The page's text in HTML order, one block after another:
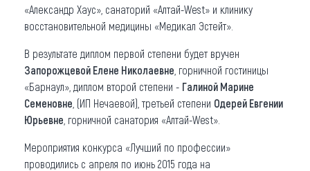
«Александр Хаус», санаторий «Алтай-West» и клинику
восстановительной медицины «Медикал Эстейт».
В результате диплом первой степени будет вручен
Запорожцевой Елене Николаевне , горничной гостиницы
«Барнаул», диплом второй степени - Галиной Марине
Семеновне , (ИП Нечаевой), третьей степени Одерей Евгении
Юрьевне , горничной санатория «Алтай-West».
Мероприятия конкурса «Лучший по профессии»
проводились с апреля по июнь 2015 года на